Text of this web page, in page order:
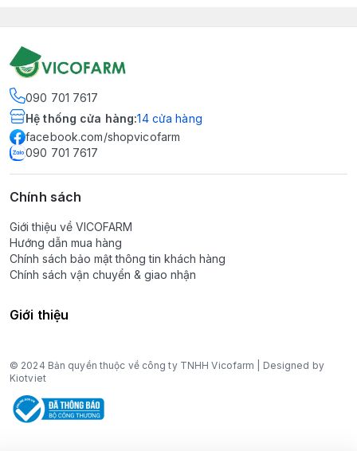
090 701 7617
Hệ thống cửa hàng:14 cửa hàng
facebook.com/shopvicofarm
090 701 7617
Chính sách
Giới thiệu về VICOFARM
Hướng dẫn mua hàng
Chính sách bảo mật thông tin khách hàng
Chính sách vận chuyển & giao nhận
Giới thiệu
© 2024 Bản quyền thuộc về công ty TNHH Vicofarm | Designed by
Kiotviet